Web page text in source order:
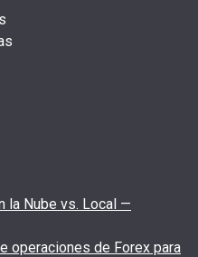
la Nube vs. Local —
operaciones de Forex para